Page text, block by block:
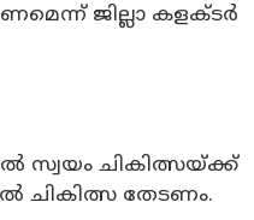
ജില്ലാ കളക്ടർ
സ്വയം ചികിത്സയ്ക്ക്
ചികിത്സ തേടണം.